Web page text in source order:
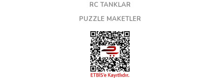
RC TANKLAR
PUZZLE MAKETLER